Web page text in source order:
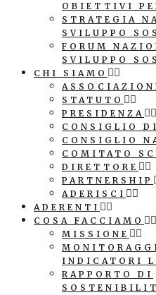
OBIETTIVI
STRATEGIA
SVILUPPO
FORUM
SVILUPPO
CHI SIAMO
STATUTO
PRESIDENZA
CONSIGLIO
CONSIGLIO
COMITATO
DIRETTORE
PARTNERSHIP
ADERISCI
ADERENTI
COSA FACCIAMO
MISSIONE
INDICATORI
RAPPORTO DI